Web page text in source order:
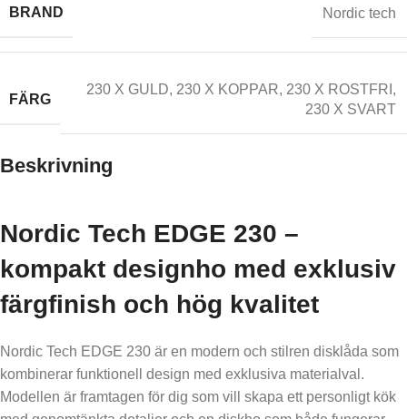
BRAND Nordic tech
FÄRG
230 X GULD, 230 X KOPPAR, 230 X ROSTFRI ,
230 X SVART
Beskrivning
Nordic Tech EDGE 230 –
kompakt designho med exklusiv
färgfinish och hög kvalitet
Nordic Tech EDGE 230 är en modern och stilren disklåda som
kombinerar funktionell design med exklusiva materialval.
Modellen är framtagen för dig som vill skapa ett personligt kök